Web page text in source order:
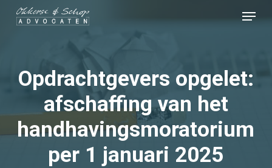
Skip
Menu
Opdrachtgevers opgelet:
afschaffing van het
handhavingsmoratorium
per 1 januari 2025